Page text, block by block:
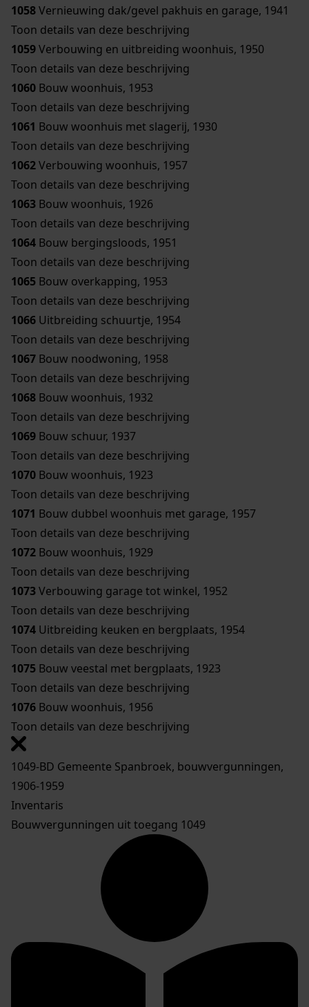
1058Vernieuwing dak/gevel pakhuis en garage, 1941
Toon details van deze beschrijving
1059Verbouwing en uitbreiding woonhuis, 1950
Toon details van deze beschrijving
1060 Bouw woonhuis, 1953
Toon details van deze beschrijving
1061 Bouw woonhuis met slagerij, 1930
Toon details van deze beschrijving
1062Verbouwing woonhuis, 1957
Toon details van deze beschrijving
1063 Bouw woonhuis, 1926
Toon details van deze beschrijving
1064 Bouw bergingsloods, 1951
Toon details van deze beschrijving
1065 Bouw overkapping, 1953
Toon details van deze beschrijving
1066 Uitbreiding schuurtje, 1954
Toon details van deze beschrijving
1067 Bouw noodwoning, 1958
Toon details van deze beschrijving
1068 Bouw woonhuis, 1932
Toon details van deze beschrijving
1069 Bouw schuur, 1937
Toon details van deze beschrijving
1070 Bouw woonhuis, 1923
Toon details van deze beschrijving
1071 Bouw dubbel woonhuis met garage, 1957
Toon details van deze beschrijving
1072 Bouw woonhuis, 1929
Toon details van deze beschrijving
1073Verbouwing garage tot winkel, 1952
Toon details van deze beschrijving
1074 Uitbreiding keuken en bergplaats, 1954
Toon details van deze beschrijving
1075 Bouw veestal met bergplaats, 1923
Toon details van deze beschrijving
1076 Bouw woonhuis, 1956
Toon details van deze beschrijving
1049-BD Gemeente Spanbroek, bouwvergunningen,
1906-1959
Inventaris
Bouwvergunningen uit toegang 1049